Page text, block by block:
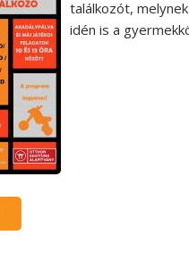
találkozót,
idén is a
KISMOTOROS
TALÁLKOZÓ